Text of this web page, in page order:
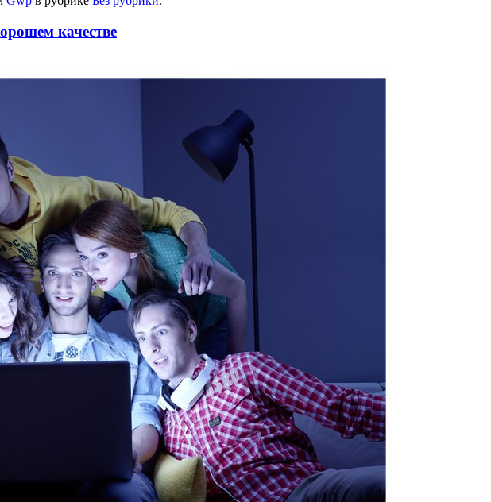
качестве